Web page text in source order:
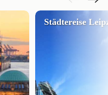
Städtereise